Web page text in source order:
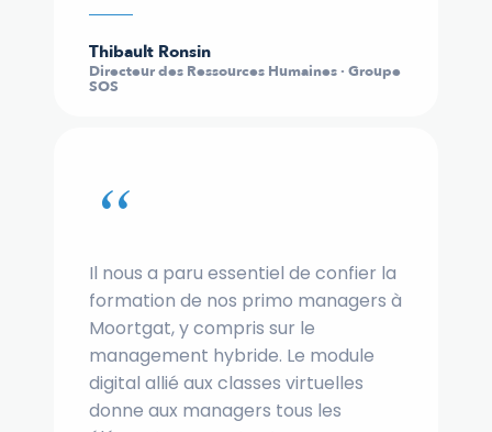
Thibault Ronsin
Directeur des Ressources Humaines · Groupe
SOS
“
Il nous a paru essentiel de confier la
formation de nos primo managers à
Moortgat, y compris sur le
management hybride. Le module
digital allié aux classes virtuelles
donne aux managers tous les